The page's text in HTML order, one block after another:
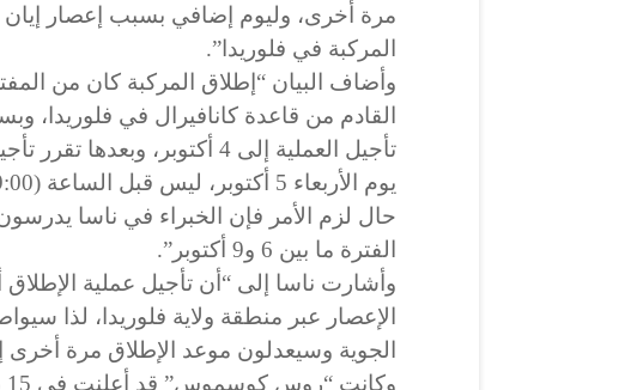
مرة أخرى، وليوم إضافي بسبب إعصار
المركبة في فلوريدا”.
القادم من قاعدة كانافيرال في فلوريدا،
تأجيل العملية إلى 4 أكتوبر،
حال لزم الأمر فإن الخبراء في ناسا
الفترة ما بين 6 و9 أكتوبر”.
وأشارت ناسا إلى “أن تأجيل عملية
الإعصار عبر منطقة ولاية فلوريدا، لذا
الجوية وسيعدلون موعد الإطلاق مرة أخرى